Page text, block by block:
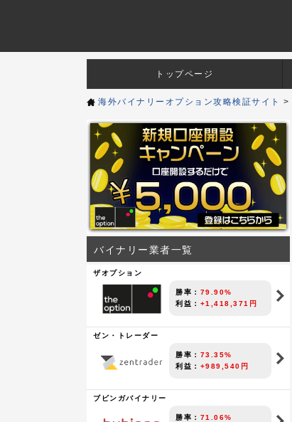
トップページ
海外バイナリーオプション攻略検証サイト >
バイナリー業者一覧
ザオプション
勝率： 79.90%
利益： +1,418,371円
ゼン・トレーダー
勝率： 73.35%
利益： +989,540円
ブビンガバイナリー
勝率： 71.06%